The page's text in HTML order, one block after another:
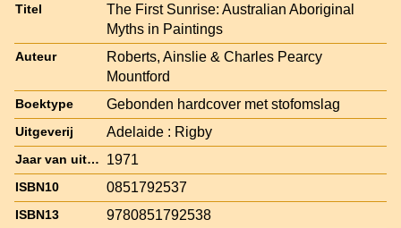
Titel
The First Sunrise: Australian Aboriginal
Myths in Paintings
Auteur
Roberts, Ainslie & Charles Pearcy
Mountford
Boektype Gebonden hardcover met stofomslag
Uitgeverij Adelaide : Rigby
Jaar van uitgave 1971
ISBN10 0851792537
ISBN13 9780851792538